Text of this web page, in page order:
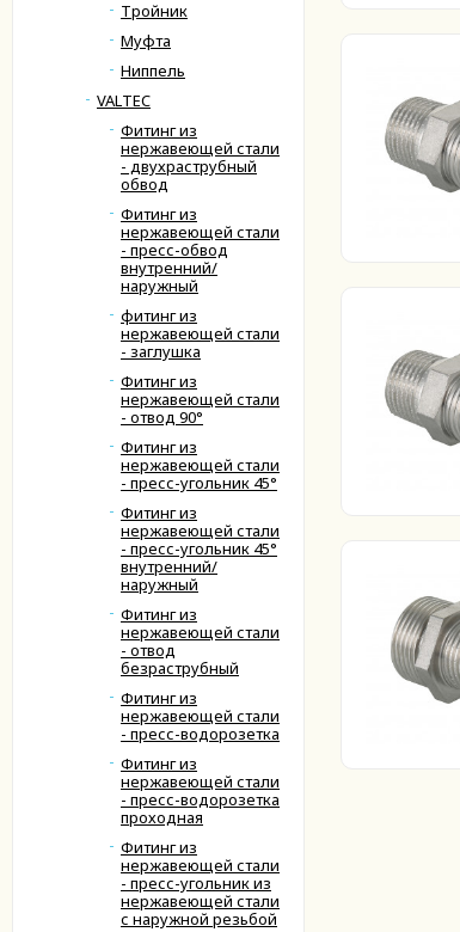
Тройник
Муфта
Ниппель
VALTEC
Фитинг из
нержавеющей стали
- двухраструбный
обвод
Фитинг из
нержавеющей стали
- пресс-обвод
внутренний/
наружный
фитинг из
нержавеющей стали
- заглушка
Фитинг из
нержавеющей стали
- отвод 90°
Фитинг из
нержавеющей стали
- пресс-угольник 45°
Фитинг из
нержавеющей стали
- пресс-угольник 45°
внутренний/
наружный
Фитинг из
нержавеющей стали
- отвод
безраструбный
Фитинг из
нержавеющей стали
- пресс-водорозетка
Фитинг из
нержавеющей стали
- пресс-водорозетка
проходная
Фитинг из
нержавеющей стали
- пресс-угольник из
нержавеющей стали
с наружной резьбой